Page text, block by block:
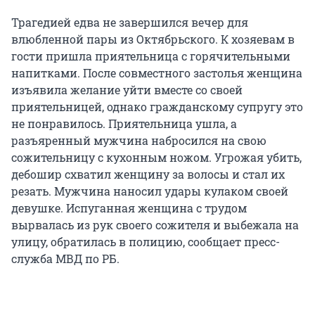
Трагедией едва не завершился вечер для
влюбленной пары из Октябрьского. К хозяевам в
гости пришла приятельница с горячительными
напитками. После совместного застолья женщина
изъявила желание уйти вместе со своей
приятельницей, однако гражданскому супругу это
не понравилось. Приятельница ушла, а
разъяренный мужчина набросился на свою
сожительницу с кухонным ножом. Угрожая убить,
дебошир схватил женщину за волосы и стал их
резать. Мужчина наносил удары кулаком своей
девушке. Испуганная женщина с трудом
вырвалась из рук своего сожителя и выбежала на
улицу, обратилась в полицию, сообщает пресс-
служба МВД по РБ.